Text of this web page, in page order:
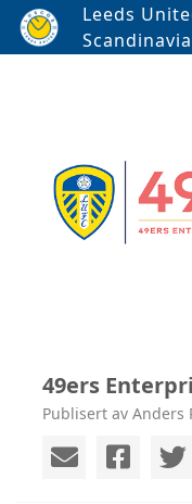
Leeds
Scandinavia
49ers
Publisert av Anders